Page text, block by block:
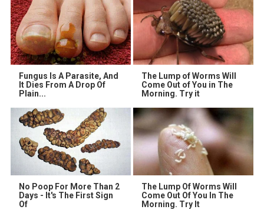
Fungus Is A Parasite, And
It Dies From A Drop Of
Plain...
The Lump of Worms Will
Come Out of You in The
Morning. Try it
No Poop For More Than 2
Days - It's The First Sign
Of
The Lump Of Worms Will
Come Out Of You In The
Morning. Try It